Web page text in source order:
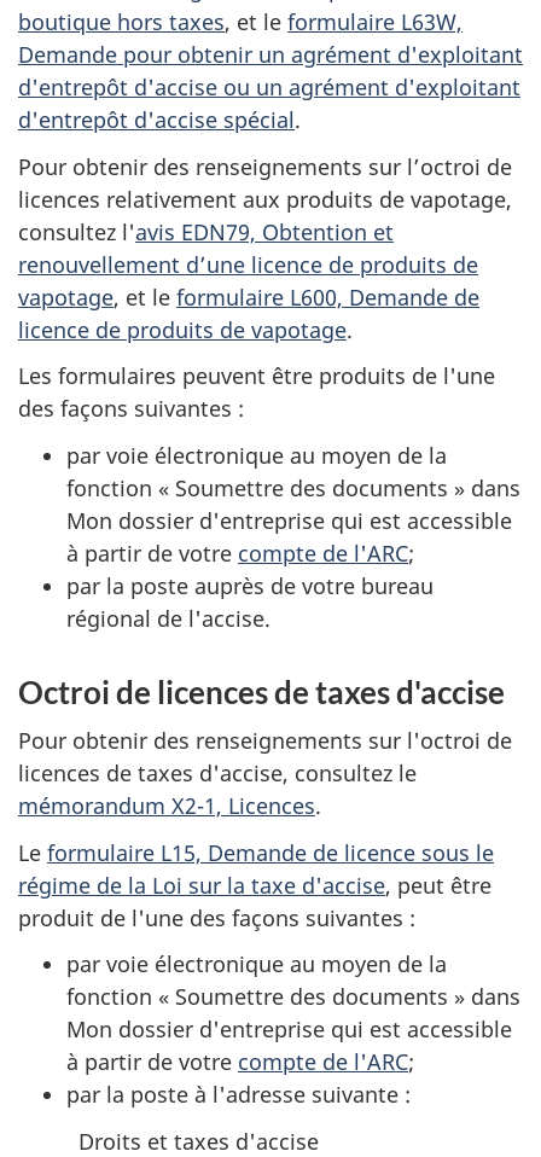
boutique hors taxes, et le formulaire L63W,
Demande pour obtenir un agrément d'exploitant
d'entrepôt d'accise ou un agrément d'exploitant
d'entrepôt d'accise spécial.
Pour obtenir des renseignements sur l’octroi de
licences relativement aux produits de vapotage,
consultez l'avis EDN79, Obtention et
renouvellement d’une licence de produits de
vapotage, et le formulaire L600, Demande de
licence de produits de vapotage.
Les formulaires peuvent être produits de l'une
des façons suivantes :
par voie électronique au moyen de la
fonction « Soumettre des documents » dans
Mon dossier d'entreprise qui est accessible
à partir de votre compte de l'ARC;
par la poste auprès de votre bureau
régional de l'accise.
Octroi de licences de taxes d'accise
Pour obtenir des renseignements sur l'octroi de
licences de taxes d'accise, consultez le
mémorandum X2-1, Licences.
Le formulaire L15, Demande de licence sous le
régime de la Loi sur la taxe d'accise, peut être
produit de l'une des façons suivantes :
par voie électronique au moyen de la
fonction « Soumettre des documents » dans
Mon dossier d'entreprise qui est accessible
à partir de votre compte de l'ARC;
par la poste à l'adresse suivante :
Droits et taxes d'accise